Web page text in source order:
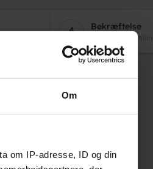
Om
om IP-adresse, ID og din
4 Bekræftelse
Tak for din bestilling
City